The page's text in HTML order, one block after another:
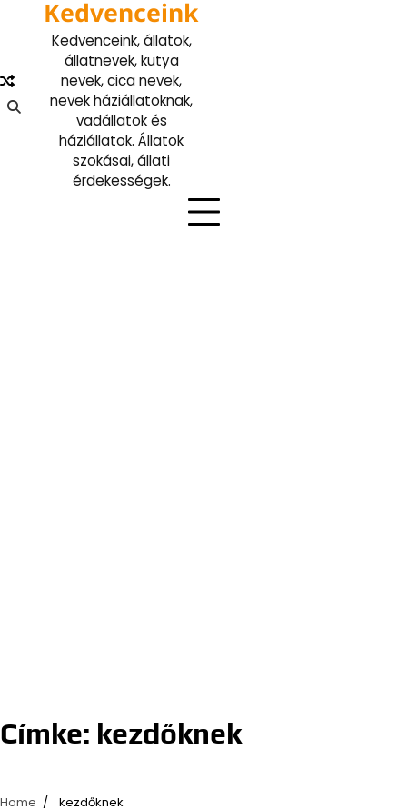
Kedvenceink
Kedvenceink, állatok,
állatnevek, kutya
nevek, cica nevek,
nevek háziállatoknak,
vadállatok és
háziállatok. Állatok
szokásai, állati
érdekességek.
Címke: kezdőknek
Home kezdőknek